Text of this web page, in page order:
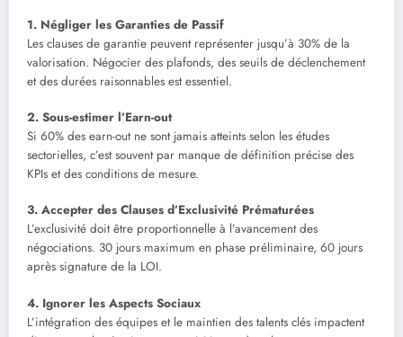
1. Négliger les Garanties de Passif
Les clauses de garantie peuvent représenter jusqu’à 30% de la
valorisation. Négocier des plafonds, des seuils de déclenchement
et des durées raisonnables est essentiel.
2. Sous-estimer l’Earn-out
Si 60% des earn-out ne sont jamais atteints selon les études
sectorielles, c’est souvent par manque de définition précise des
KPIs et des conditions de mesure.
3. Accepter des Clauses d’Exclusivité Prématurées
L’exclusivité doit être proportionnelle à l’avancement des
négociations. 30 jours maximum en phase préliminaire, 60 jours
après signature de la LOI.
4. Ignorer les Aspects Sociaux
L’intégration des équipes et le maintien des talents clés impactent